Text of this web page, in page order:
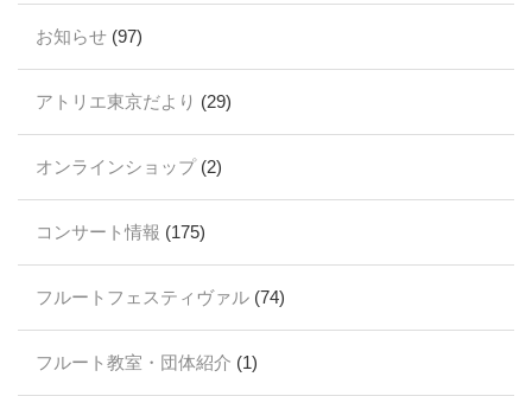
お知らせ (97)
アトリエ東京だより (29)
オンラインショップ(2)
コンサート情報 (175)
フルートフェスティヴァル (74)
フルート教室・団体紹介 (1)